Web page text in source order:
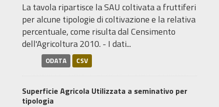
La tavola ripartisce la SAU coltivata a fruttiferi
per alcune tipologie di coltivazione e la relativa
percentuale, come risulta dal Censimento
dell'Agricoltura 2010. - I dati...
ODATA CSV
Superficie Agricola Utilizzata a seminativo per
tipologia